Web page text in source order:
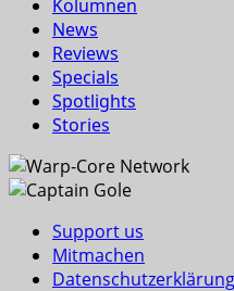
Kolumnen
News
Reviews
Specials
Spotlights
Stories
Support us
Mitmachen
Datenschutzerklärung